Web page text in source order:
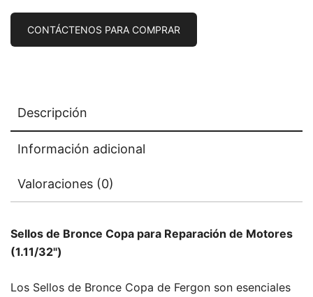
CONTÁCTENOS PARA COMPRAR
Descripción
Información adicional
Valoraciones (0)
Sellos de Bronce Copa para Reparación de Motores
(1.11/32")
Los Sellos de Bronce Copa de Fergon son esenciales